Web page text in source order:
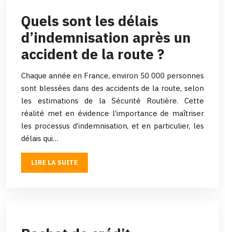
Quels sont les délais
d’indemnisation après un
accident de la route ?
Chaque année en France, environ 50 000 personnes
sont blessées dans des accidents de la route, selon
les estimations de la Sécurité Routière. Cette
réalité met en évidence l’importance de maîtriser
les processus d’indemnisation, et en particulier, les
délais qui…
LIRE LA SUITE